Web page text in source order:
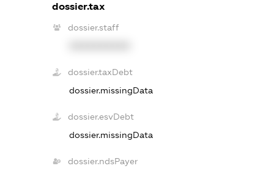
dossier.tax
dossier.staff
dossier.taxDebt
dossier.missingData
dossier.esvDebt
dossier.missingData
dossier.ndsPayer